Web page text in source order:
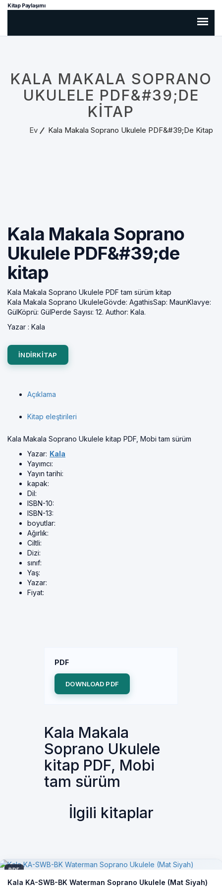
Kitap Paylaşımı
KALA MAKALA SOPRANO
UKULELE PDF&#39;DE
KITAP
Ev Kala Makala Soprano Ukulele PDF&#39;de Kitap
Kala Makala Soprano
Ukulele PDF&#39;de
kitap
Kala Makala Soprano Ukulele PDF tam sürüm kitap
Kala Makala Soprano UkuleleGövde: AgathisSap: MaunKlavye:
GülKöprü: GülPerde Sayısı: 12. Author: Kala.
Yazar : Kala
INDIRKITAP
Açıklama
Kitap eleştirileri
Kala Makala Soprano Ukulele kitap PDF, Mobi tam sürüm
Yazar: Kala
Yayımcı:
Yayın tarihi:
kapak:
Dil:
ISBN-10:
ISBN-13:
boyutlar:
Ağırlık:
Ciltli:
Dizi:
sınıf:
Yaş:
Yazar:
Fiyat:
PDF
DOWNLOAD PDF
Kala Makala
Soprano Ukulele
kitap PDF, Mobi
tam sürüm
İlgili kitaplar
PDF
Kala KA-SWB-BK Waterman Soprano Ukulele (Mat Siyah)